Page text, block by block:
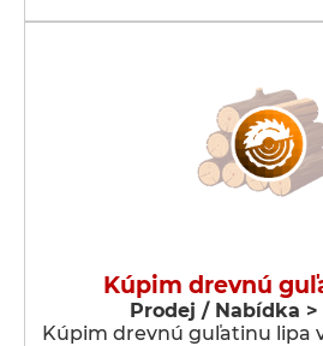
Kúpim drevnú
Prodej / Nabídka
Kúpim drevnú guľatinu lipa